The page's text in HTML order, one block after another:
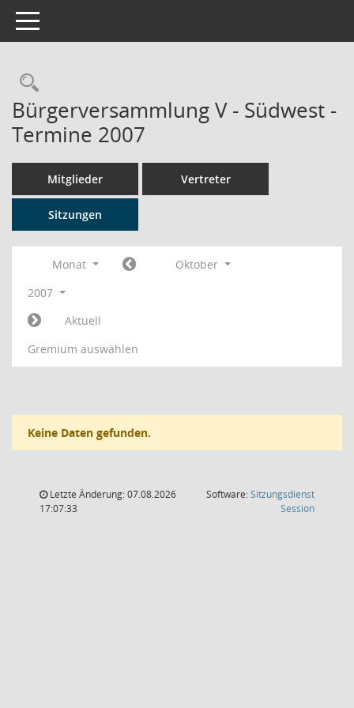
Toggle navigation
Rechercheauswahl
Bürgerversammlung V - Südwest -
Termine 2007
Mitglieder Vertreter
Sitzungen
Monat
Oktober
2007
Aktuell
Gremium auswählen
Keine Daten gefunden.
Letzte Änderung: 07.08.2026
17:07:33
Software:Sitzungsdienst
Session(Wird in